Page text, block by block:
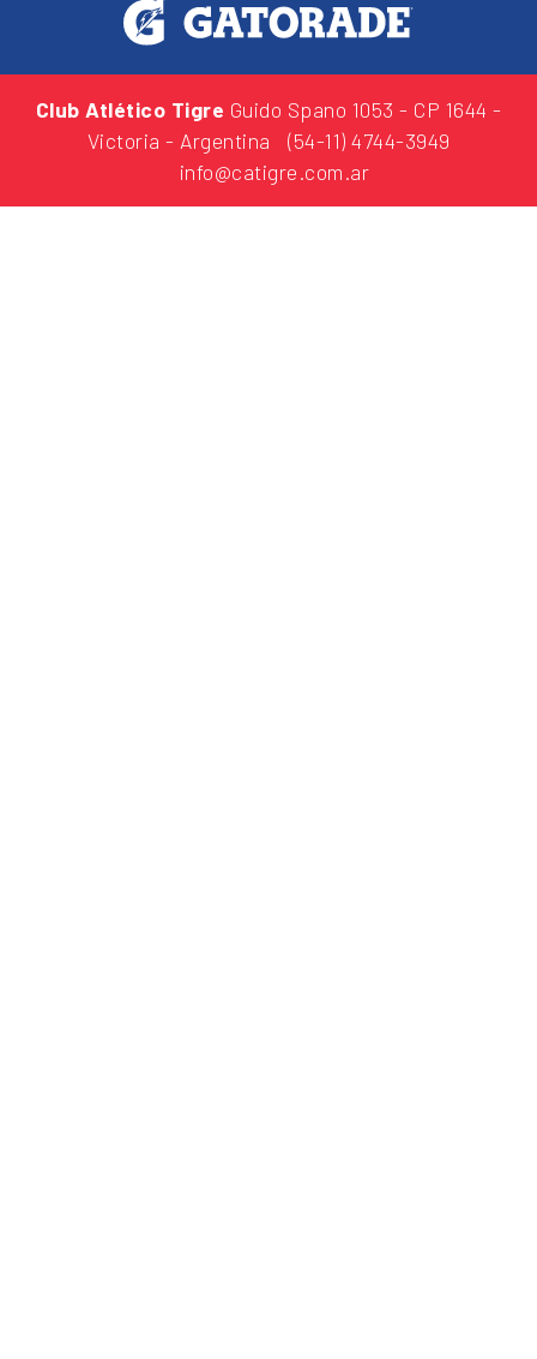
Club Atlético Tigre Guido Spano 1053 - CP 1644 -
Victoria - Argentina
(54-11) 4744-3949
info@catigre.com.ar